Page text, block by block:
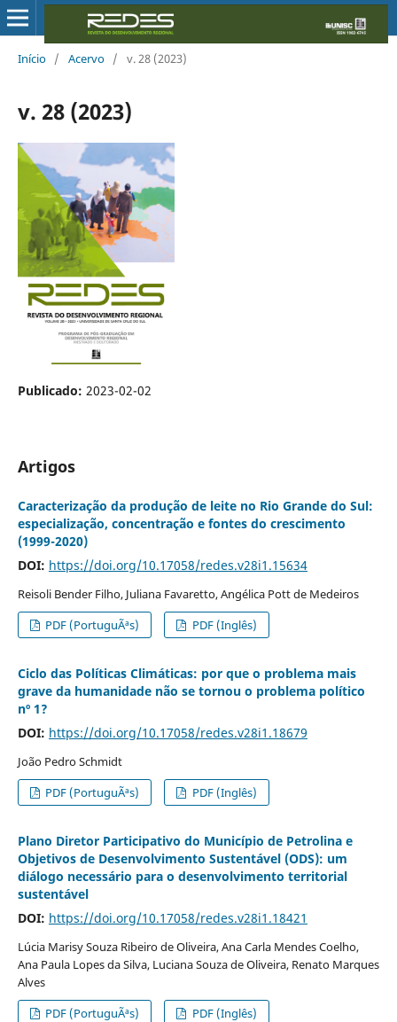
Início / Acervo / v. 28 (2023)
v. 28 (2023)
Publicado: 2023-02-02
Artigos
Caracterização da produção de leite no Rio Grande do Sul:
especialização, concentração e fontes do crescimento
(1999-2020)
DOI: https://doi.org/10.17058/redes.v28i1.15634
Reisoli Bender Filho, Juliana Favaretto, Angélica Pott de Medeiros
PDF (PortuguÃªs)
PDF (Inglês)
Ciclo das Políticas Climáticas: por que o problema mais
grave da humanidade não se tornou o problema político
nº 1?
DOI: https://doi.org/10.17058/redes.v28i1.18679
João Pedro Schmidt
PDF (PortuguÃªs)
PDF (Inglês)
Plano Diretor Participativo do Município de Petrolina e
Objetivos de Desenvolvimento Sustentável (ODS): um
diálogo necessário para o desenvolvimento territorial
sustentável
DOI: https://doi.org/10.17058/redes.v28i1.18421
Lúcia Marisy Souza Ribeiro de Oliveira, Ana Carla Mendes Coelho,
Ana Paula Lopes da Silva, Luciana Souza de Oliveira, Renato Marques
Alves
PDF (PortuguÃªs)
PDF (Inglês)